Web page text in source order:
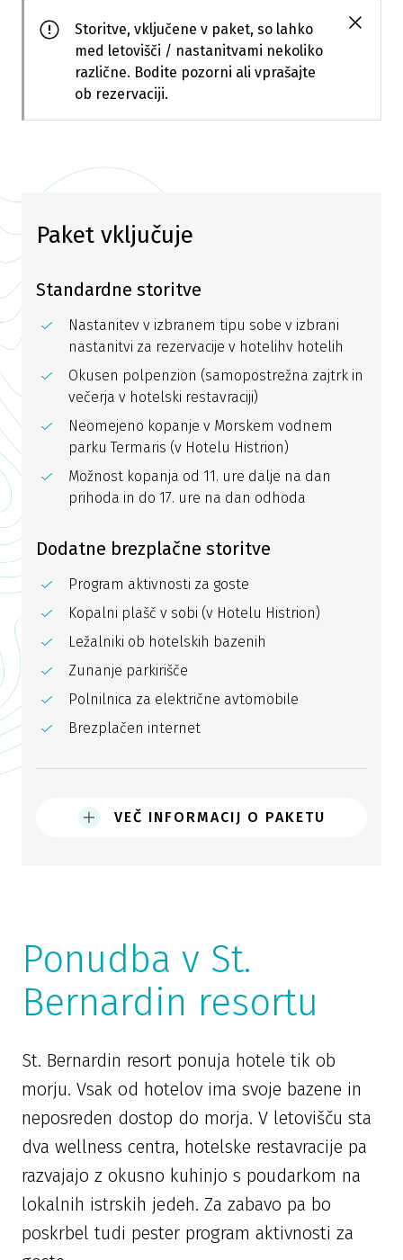
Storitve, vključene v paket, so lahko
med letovišči / nastanitvami nekoliko
različne. Bodite pozorni ali vprašajte
ob rezervaciji.
Paket vključuje
Standardne storitve
Nastanitev v izbranem tipu sobe v izbrani
nastanitvi za rezervacije v hotelihv hotelih
Okusen polpenzion (samopostrežna zajtrk in
večerja v hotelski restavraciji)
Neomejeno kopanje v Morskem vodnem
parku Termaris (v Hotelu Histrion)
Možnost kopanja od 11. ure dalje na dan
prihoda in do 17. ure na dan odhoda
Dodatne brezplačne storitve
Program aktivnosti za goste
Kopalni plašč v sobi (v Hotelu Histrion)
Ležalniki ob hotelskih bazenih
Zunanje parkirišče
Polnilnica za električne avtomobile
Brezplačen internet
VEČ INFORMACIJ O PAKETU
Ponudba v St.
Bernardin resortu
St. Bernardin resort ponuja hotele tik ob
morju. Vsak od hotelov ima svoje bazene in
neposreden dostop do morja. V letovišču sta
dva wellness centra, hotelske restavracije pa
razvajajo z okusno kuhinjo s poudarkom na
lokalnih istrskih jedeh. Za zabavo pa bo
poskrbel tudi pester program aktivnosti za